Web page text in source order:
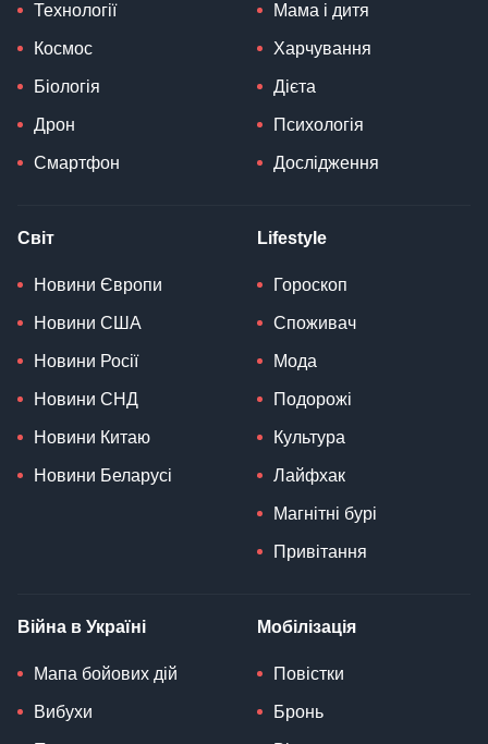
Технології
Космос
Біологія
Дрон
Смартфон
Мама і дитя
Харчування
Дієта
Психологія
Дослідження
Світ
Новини Європи
Новини США
Новини Росії
Новини СНД
Новини Китаю
Новини Беларусі
Lifestyle
Гороскоп
Споживач
Мода
Подорожі
Культура
Лайфхак
Магнітні бурі
Привітання
Війна в Україні
Мапа бойових дій
Вибухи
Мобілізація
Повістки
Бронь